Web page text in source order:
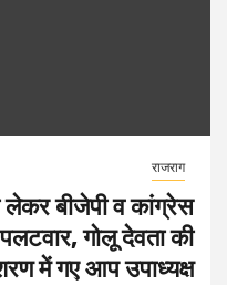
राजराग
लेकर बीजेपी व कांग्रेस
गोलू देवता की
में गए आप उपाध्यक्ष